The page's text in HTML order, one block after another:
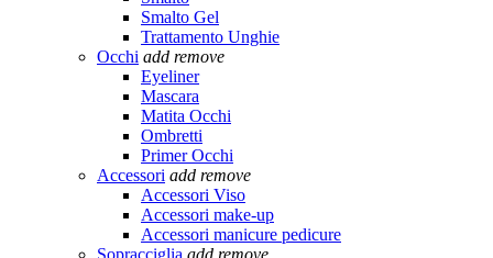
Smalto Gel
Trattamento Unghie
Occhi add remove
Eyeliner
Mascara
Matita Occhi
Ombretti
Primer Occhi
Accessori add remove
Accessori Viso
Accessori make-up
Accessori manicure pedicure
Sopracciglia add remove